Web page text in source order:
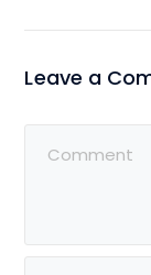
Leave a